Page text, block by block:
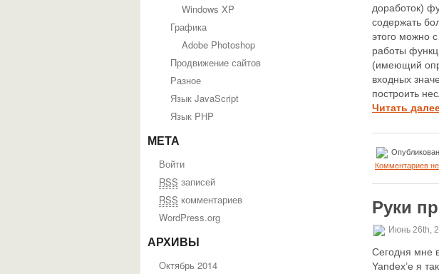
Windows XP
Графика
Adobe Photoshop
Продвижение сайтов
Разное
Язык JavaScript
Язык PHP
МЕТА
Войти
RSS записей
RSS комментариев
WordPress.org
АРХИВЫ
Октябрь 2014
доработок)
содержать
этого можно
работы
(имеющий
входных
построить
Читать
Комментариев
Руки
Июнь 26th,
Сегодня мне
Yandex’е я